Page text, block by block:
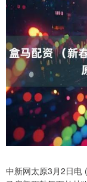
中新网太原3月2日电